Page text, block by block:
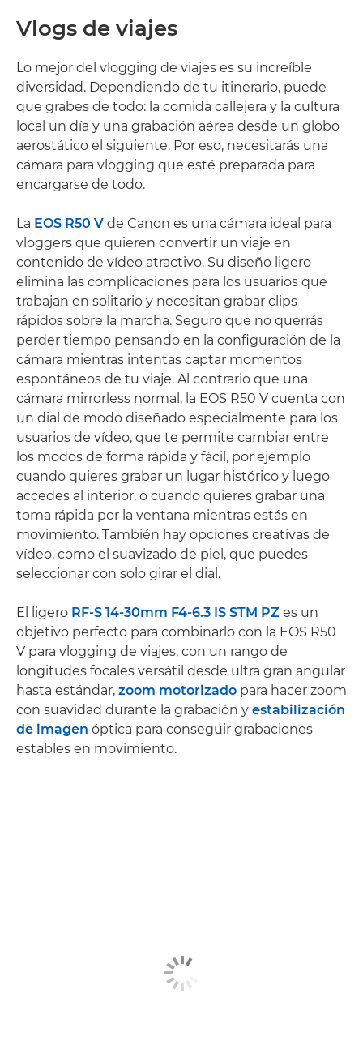
Vlogs de viajes
Lo mejor del vlogging de viajes es su increíble
diversidad. Dependiendo de tu itinerario, puede
que grabes de todo: la comida callejera y la cultura
local un día y una grabación aérea desde un globo
aerostático el siguiente. Por eso, necesitarás una
cámara para vlogging que esté preparada para
encargarse de todo.
La EOS R50 V de Canon es una cámara ideal para
vloggers que quieren convertir un viaje en
contenido de vídeo atractivo. Su diseño ligero
elimina las complicaciones para los usuarios que
trabajan en solitario y necesitan grabar clips
rápidos sobre la marcha. Seguro que no querrás
perder tiempo pensando en la configuración de la
cámara mientras intentas captar momentos
espontáneos de tu viaje. Al contrario que una
cámara mirrorless normal, la EOS R50 V cuenta con
un dial de modo diseñado especialmente para los
usuarios de vídeo, que te permite cambiar entre
los modos de forma rápida y fácil, por ejemplo
cuando quieres grabar un lugar histórico y luego
accedes al interior, o cuando quieres grabar una
toma rápida por la ventana mientras estás en
movimiento. También hay opciones creativas de
vídeo, como el suavizado de piel, que puedes
seleccionar con solo girar el dial.
El ligero RF-S 14-30mm F4-6.3 IS STM PZ es un
objetivo perfecto para combinarlo con la EOS R50
V para vlogging de viajes, con un rango de
longitudes focales versátil desde ultra gran angular
hasta estándar, zoom motorizado para hacer zoom
con suavidad durante la grabación y estabilización
de imagen óptica para conseguir grabaciones
estables en movimiento.